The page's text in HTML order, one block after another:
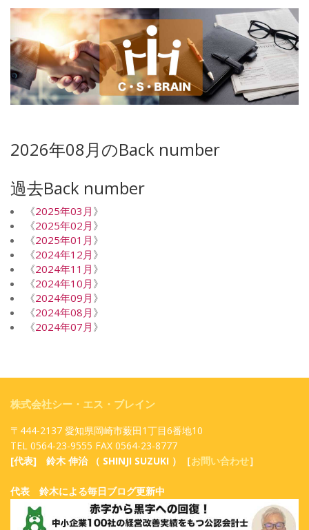
2026年08月のBack number
過去Back number
《2025年03月 》
《2025年02月 》
《2025年01月 》
《2024年12月 》
《2024年11月 》
《2024年10月 》
《2024年09月 》
《2024年08月 》
《2024年07月 》
株式会社シー・エス・ブレイン
〒444-2137 愛知県岡崎市薮田1丁目6番地10
TEL 0564-23-9555 FAX 0564-23-8777
[代表] 鈴木 伸治 （ SHINJI SUZUKI ）［お問い合わせ］
代表 鈴木による毎日ブログ更新中